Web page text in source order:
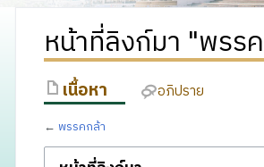
หน้าที่ลิงก์มา "พรร
เนื้อหา อภิปราย
← พรรคกล้า